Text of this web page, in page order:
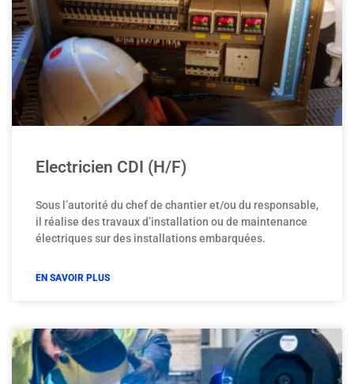
Electricien CDI (H/F)
Sous l’autorité du chef de chantier et/ou du responsable,
il réalise des travaux d’installation ou de maintenance
électriques sur des installations embarquées.
EN SAVOIR PLUS